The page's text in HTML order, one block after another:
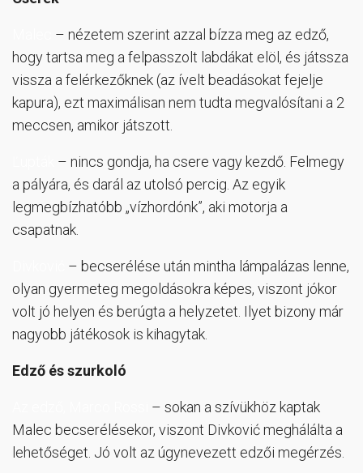
– nézetem szerint azzal bízza meg az edző,
hogy tartsa meg a felpasszolt labdákat elöl, és játssza
vissza a felérkezőknek (az ívelt beadásokat fejelje
kapura), ezt maximálisan nem tudta megvalósítani a 2
meccsen, amikor játszott.
– nincs gondja, ha csere vagy kezdő. Felmegy
a pályára, és darál az utolsó percig. Az egyik
legmegbízhatóbb „vízhordónk”, aki motorja a
csapatnak.
– becserélése után mintha lámpalázas lenne,
olyan gyermeteg megoldásokra képes, viszont jókor
volt jó helyen és berúgta a helyzetet. Ilyet bizony már
nagyobb játékosok is kihagytak.
Edző és szurkoló
– sokan a szívükhöz kaptak
Malec becserélésekor, viszont Divković meghálálta a
lehetőséget. Jó volt az úgynevezett edzői megérzés.